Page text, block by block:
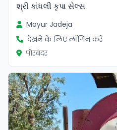
શ્રી કાંધલી કૃપા સેલ્સ
Mayur Jadeja
देखने के लिए लॉगिन करें
पोरबंदर